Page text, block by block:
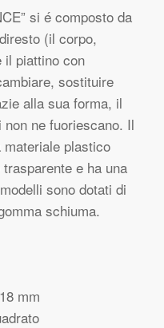
si é composto da
(il corpo,
piattino con
sostituire
alla sua forma, il
ne fuoriescano. Il
plastico
e ha una
sono dotati di
schiuma.
mm